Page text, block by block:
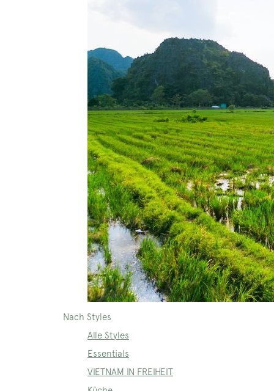
Nach Styles
Alle Styles
Essentials
VIETNAM IN FREIHEIT